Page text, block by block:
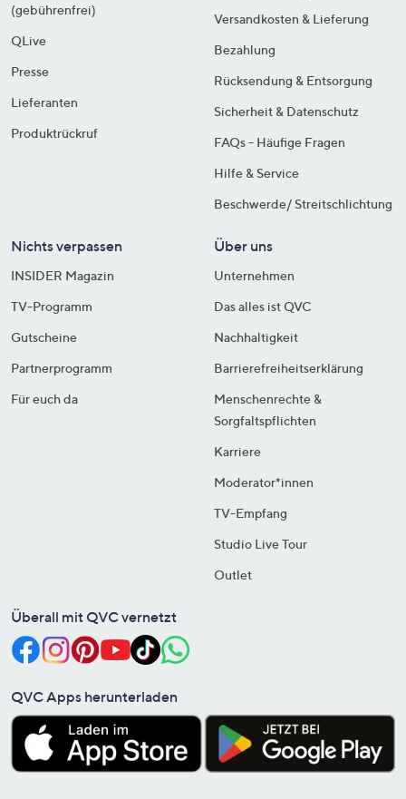
(gebührenfrei)
QLive
Presse
Lieferanten
Produktrückruf
Versandkosten & Lieferung
Bezahlung
Rücksendung & Entsorgung
Sicherheit & Datenschutz
FAQs - Häufige Fragen
Hilfe & Service
Beschwerde/ Streitschlichtung
Nichts verpassen
INSIDER Magazin
TV-Programm
Gutscheine
Partnerprogramm
Für euch da
Über uns
Unternehmen
Das alles ist QVC
Nachhaltigkeit
Barrierefreiheitserklärung
Menschenrechte &
Sorgfaltspflichten
Karriere
Moderator*innen
TV-Empfang
Studio Live Tour
Outlet
Überall mit QVC vernetzt
QVC Apps herunterladen